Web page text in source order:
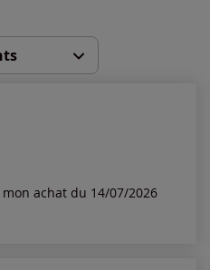
achat du 14/07/2026